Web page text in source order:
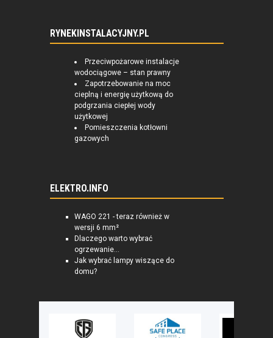
RYNEKINSTALACYJNY.PL
Przeciwpożarowe instalacje
wodociągowe – stan prawny
Zapotrzebowanie na moc
cieplną i energię użytkową do
podgrzania ciepłej wody
użytkowej
Pomieszczenia kotłowni
gazowych
ELEKTRO.INFO
WAGO 221 - teraz również w
wersji 6 mm²
Dlaczego warto wybrać
ogrzewanie...
Jak wybrać lampy wiszące do
domu?